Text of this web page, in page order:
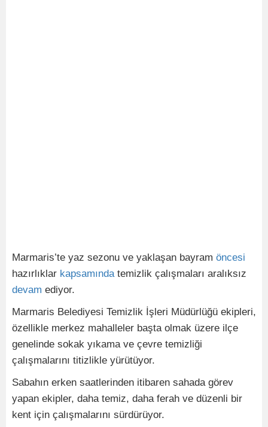
Marmaris’te yaz sezonu ve yaklaşan bayram öncesi
hazırlıklar kapsamında temizlik çalışmaları aralıksız
devam ediyor.
Marmaris Belediyesi Temizlik İşleri Müdürlüğü ekipleri,
özellikle merkez mahalleler başta olmak üzere ilçe
genelinde sokak yıkama ve çevre temizliği
çalışmalarını titizlikle yürütüyor.
Sabahın erken saatlerinden itibaren sahada görev
yapan ekipler, daha temiz, daha ferah ve düzenli bir
kent için çalışmalarını sürdürüyor.